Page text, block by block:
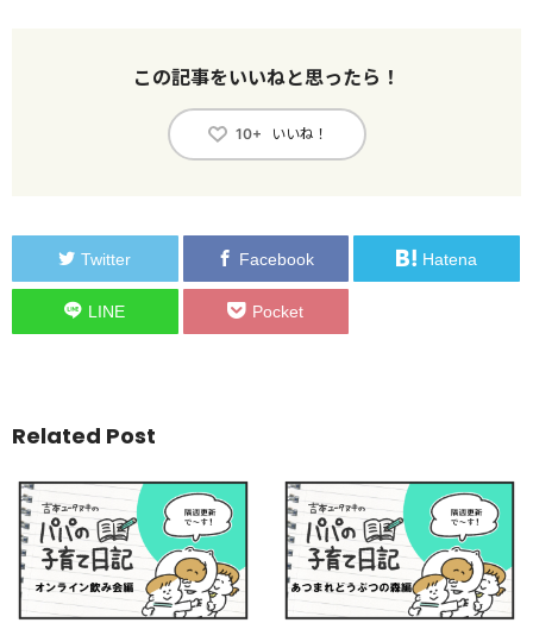
この記事をいいねと思ったら！
10+ いいね！
Twitter Facebook Hatena
LINE Pocket
Related Post